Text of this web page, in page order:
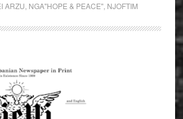
ARZU NGA"HOPE & PEACE", NJOFTIM